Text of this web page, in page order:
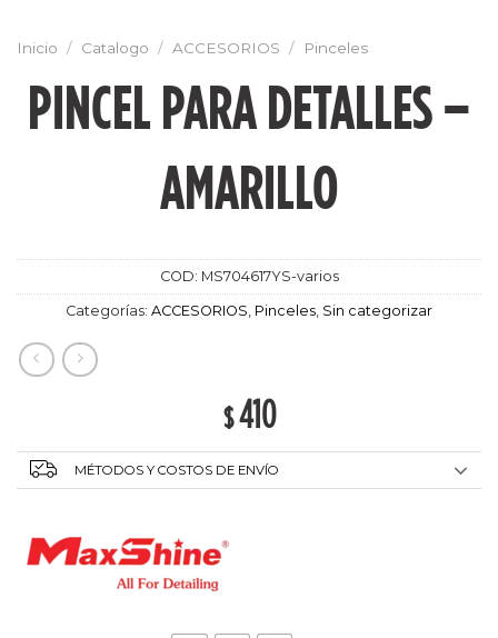
Inicio / Catalogo / ACCESORIOS / Pinceles
PINCEL PARA DETALLES –
AMARILLO
COD: MS704617YS-varios
Categorías: ACCESORIOS Pinceles Sin categorizar
$410
MÉTODOS Y COSTOS DE ENVÍO